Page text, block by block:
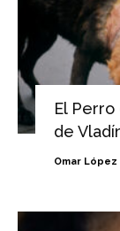
El
de
Omar López